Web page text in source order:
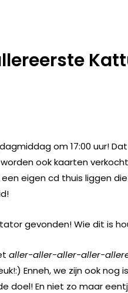
om 17:00 uur!
ook kaarten
een eigen cd thuis liggen
gevonden! Wie dit is
aller-aller-aller-aller-
Enneh, we zijn ook
En niet zo maar